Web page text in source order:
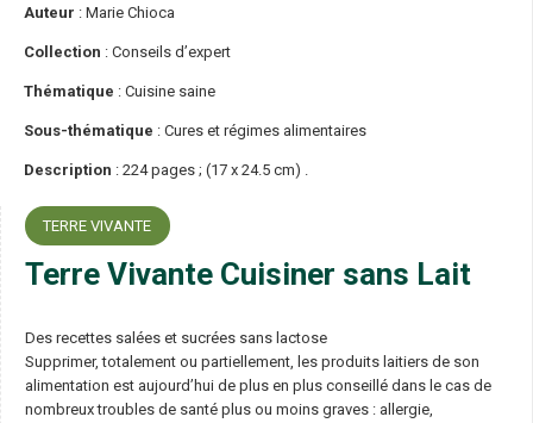
Auteur : Marie Chioca
Collection : Conseils d’expert
Thématique : Cuisine saine
Sous-thématique : Cures et régimes alimentaires
Description : 224 pages ; (17 x 24.5 cm) .
TERRE VIVANTE
Terre Vivante Cuisiner sans Lait
Des recettes salées et sucrées sans lactose
Supprimer, totalement ou partiellement, les produits laitiers de son
alimentation est aujourd’hui de plus en plus conseillé dans le cas de
nombreux troubles de santé plus ou moins graves : allergie,